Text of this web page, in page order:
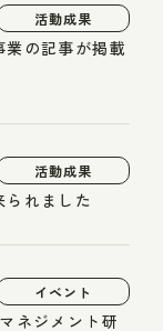
活動成果
の記事が掲載
活動成果
れました
イベント
ネジメント研